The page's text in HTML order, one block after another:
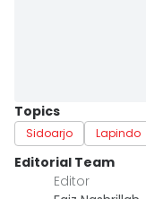
Topics
Sidoarjo Lapindo
Editorial Team
Editor